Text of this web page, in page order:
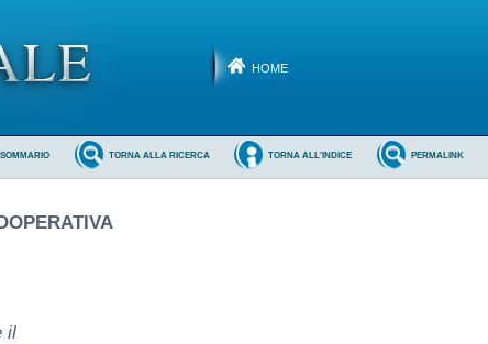
HOME
PERMALINK
TORNA ALL'INDICE
TORNA ALLA RICERCA
il